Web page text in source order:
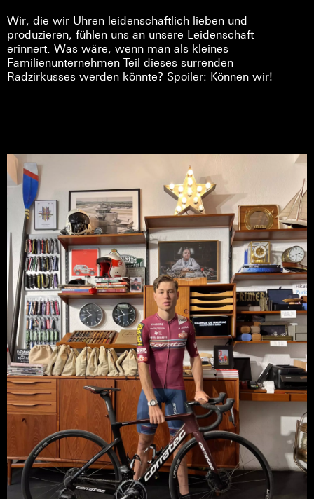
Wir, die wir Uhren leidenschaftlich lieben und
produzieren, fühlen uns an unsere Leidenschaft
erinnert. Was wäre, wenn man als kleines
Familienunternehmen Teil dieses surrenden
Radzirkusses werden könnte? Spoiler: Können wir!